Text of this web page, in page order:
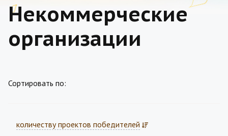
Некоммерческие
организации
Сортировать по:
количеству проектов победителей